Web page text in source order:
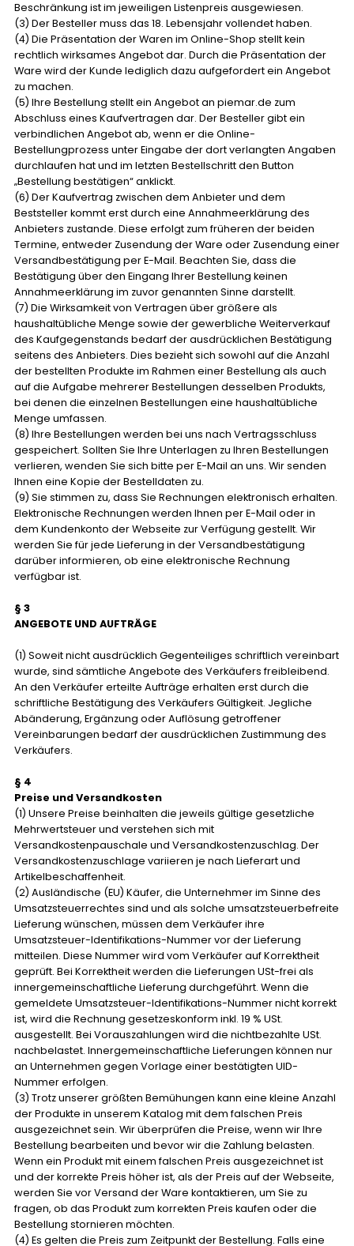
Beschränkung ist im jeweiligen Listenpreis ausgewiesen.
(3) Der Besteller muss das 18. Lebensjahr vollendet haben.
(4) Die Präsentation der Waren im Online-Shop stellt kein
rechtlich wirksames Angebot dar. Durch die Präsentation der
Ware wird der Kunde lediglich dazu aufgefordert ein Angebot
zu machen.
(5) Ihre Bestellung stellt ein Angebot an piemar.de zum
Abschluss eines Kaufvertragen dar. Der Besteller gibt ein
verbindlichen Angebot ab, wenn er die Online-
Bestellungprozess unter Eingabe der dort verlangten Angaben
durchlaufen hat und im letzten Bestellschritt den Button
„Bestellung bestätigen“ anklickt.
(6) Der Kaufvertrag zwischen dem Anbieter und dem
Beststeller kommt erst durch eine Annahmeerklärung des
Anbieters zustande. Diese erfolgt zum früheren der beiden
Termine, entweder Zusendung der Ware oder Zusendung einer
Versandbestätigung per E-Mail. Beachten Sie, dass die
Bestätigung über den Eingang Ihrer Bestellung keinen
Annahmeerklärung im zuvor genannten Sinne darstellt.
(7) Die Wirksamkeit von Vertragen über größere als
haushaltübliche Menge sowie der gewerbliche Weiterverkauf
des Kaufgegenstands bedarf der ausdrücklichen Bestätigung
seitens des Anbieters. Dies bezieht sich sowohl auf die Anzahl
der bestellten Produkte im Rahmen einer Bestellung als auch
auf die Aufgabe mehrerer Bestellungen desselben Produkts,
bei denen die einzelnen Bestellungen eine haushaltübliche
Menge umfassen.
(8) Ihre Bestellungen werden bei uns nach Vertragsschluss
gespeichert. Sollten Sie Ihre Unterlagen zu Ihren Bestellungen
verlieren, wenden Sie sich bitte per E-Mail an uns. Wir senden
Ihnen eine Kopie der Bestelldaten zu.
(9) Sie stimmen zu, dass Sie Rechnungen elektronisch erhalten.
Elektronische Rechnungen werden Ihnen per E-Mail oder in
dem Kundenkonto der Webseite zur Verfügung gestellt. Wir
werden Sie für jede Lieferung in der Versandbestätigung
darüber informieren, ob eine elektronische Rechnung
verfügbar ist.
§ 3
ANGEBOTE UND AUFTRÄGE
(1) Soweit nicht ausdrücklich Gegenteiliges schriftlich vereinbart
wurde, sind sämtliche Angebote des Verkäufers freibleibend.
An den Verkäufer erteilte Aufträge erhalten erst durch die
schriftliche Bestätigung des Verkäufers Gültigkeit. Jegliche
Abänderung, Ergänzung oder Auflösung getroffener
Vereinbarungen bedarf der ausdrücklichen Zustimmung des
Verkäufers.
§ 4
Preise und Versandkosten
(1) Unsere Preise beinhalten die jeweils gültige gesetzliche
Mehrwertsteuer und verstehen sich mit
Versandkostenpauschale und Versandkostenzuschlag. Der
Versandkostenzuschlage variieren je nach Lieferart und
Artikelbeschaffenheit.
(2) Ausländische (EU) Käufer, die Unternehmer im Sinne des
Umsatzsteuerrechtes sind und als solche umsatzsteuerbefreite
Lieferung wünschen, müssen dem Verkäufer ihre
Umsatzsteuer-Identifikations-Nummer vor der Lieferung
mitteilen. Diese Nummer wird vom Verkäufer auf Korrektheit
geprüft. Bei Korrektheit werden die Lieferungen USt-frei als
innergemeinschaftliche Lieferung durchgeführt. Wenn die
gemeldete Umsatzsteuer-Identifikations-Nummer nicht korrekt
ist, wird die Rechnung gesetzeskonform inkl. 19 % USt.
ausgestellt. Bei Vorauszahlungen wird die nichtbezahlte USt.
nachbelastet. Innergemeinschaftliche Lieferungen können nur
an Unternehmen gegen Vorlage einer bestätigten UID-
Nummer erfolgen.
(3) Trotz unserer größten Bemühungen kann eine kleine Anzahl
der Produkte in unserem Katalog mit dem falschen Preis
ausgezeichnet sein. Wir überprüfen die Preise, wenn wir Ihre
Bestellung bearbeiten und bevor wir die Zahlung belasten.
Wenn ein Produkt mit einem falschen Preis ausgezeichnet ist
und der korrekte Preis höher ist, als der Preis auf der Webseite,
werden Sie vor Versand der Ware kontaktieren, um Sie zu
fragen, ob das Produkt zum korrekten Preis kaufen oder die
Bestellung stornieren möchten.
(4) Es gelten die Preis zum Zeitpunkt der Bestellung. Falls eine